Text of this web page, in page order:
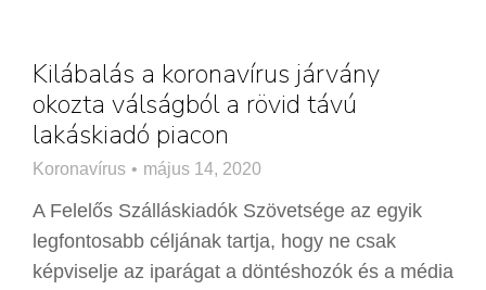
Kilábalás a koronavírus járvány
okozta válságból a rövid távú
lakáskiadó piacon
Koronavírus május 14, 2020
A Felelős Szálláskiadók Szövetsége az egyik
legfontosabb céljának tartja, hogy ne csak
képviselje az iparágat a döntéshozók és a média